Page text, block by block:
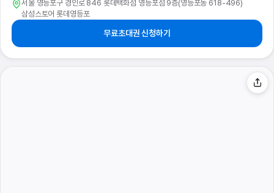
서울 영등포구 경인로 846 롯데백화점 영등포점 9층(영등포동 618-496)
삼성스토어 롯데영등포
무료초대권 신청하기